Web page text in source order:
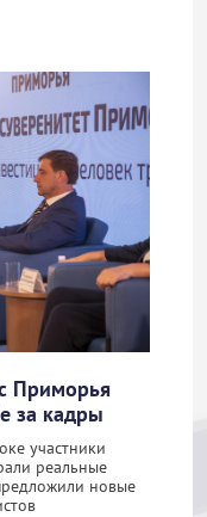
Приморья
за кадры
участники
реальные
новые